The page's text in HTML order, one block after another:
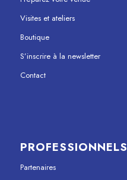
Visites et ateliers
Boutique
S’inscrire à la newsletter
Contact
PROFESSIONNELS
Partenaires